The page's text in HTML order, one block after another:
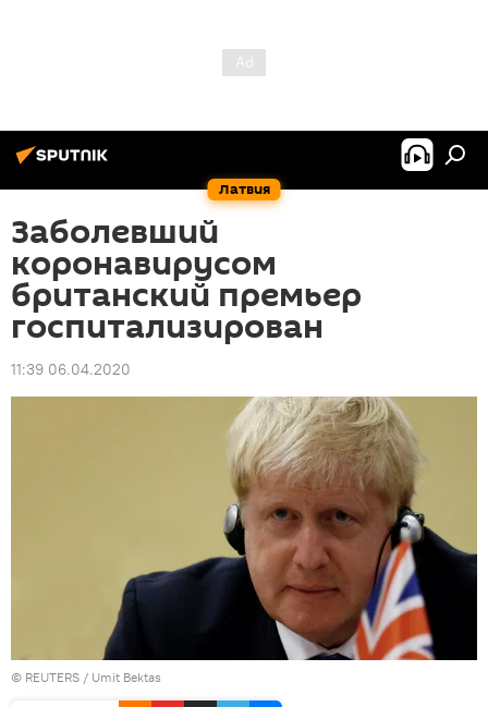
Латвия
Заболевший
коронавирусом
британский премьер
госпитализирован
11:39 06.04.2020
© REUTERS / Umit Bektas